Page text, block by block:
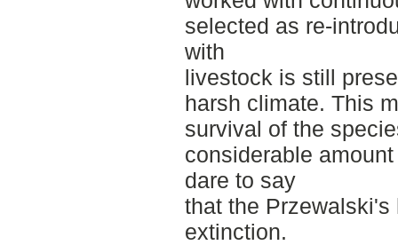
selected as re-
with
livestock is still
harsh climate. This
survival of the
considerable
dare to say
that the
extinction.